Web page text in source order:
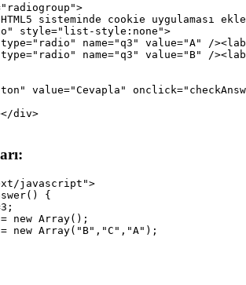
sisteminde cookie uygulaması
style="list-style:none">
name="q3" value="A" /
name="q3" value="B" /
value="Cevapla"
javascript">
{
new Array();
= new Array("B","C","A");